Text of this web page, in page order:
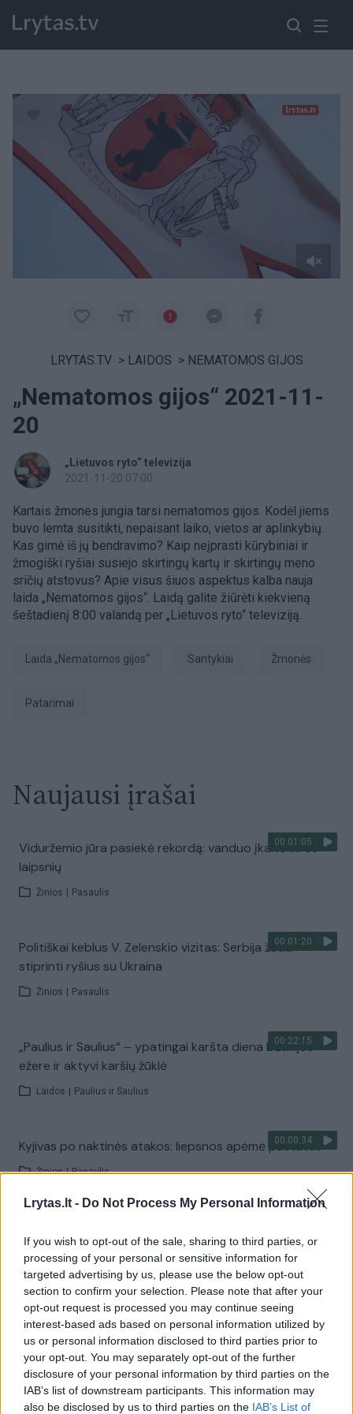
Lrytas.lt - Do Not Process My Personal Information
If you wish to opt-out of the sale, sharing to third parties, or
processing of your personal or sensitive information for
targeted advertising by us, please use the below opt-out
section to confirm your selection. Please note that after your
opt-out request is processed you may continue seeing
interest-based ads based on personal information utilized by
us or personal information disclosed to third parties prior to
your opt-out. You may separately opt-out of the further
disclosure of your personal information by third parties on the
IAB’s list of downstream participants. This information may
also be disclosed by us to third parties on the IAB’s List of
Paremkite Ukrainą
LRYTAS.TV > LAIDOS > NEMATOMOS GIJOS
„Nematomos gijos“ 2021-11-
20
„Lietuvos ryto“ televizija
2021-11-20 07:00
Kartais žmones jungia tarsi nematomos gijos. Kodėl jiems
buvo lemta susitikti, nepaisant laiko, vietos ar aplinkybių.
Kas gimė iš jų bendravimo? Kaip neįprasti kūrybiniai ir
žmogiški ryšiai susiejo skirtingų kartų ir skirtingų meno
sričių atstovus? Apie visus šiuos aspektus kalba nauja
laida „Nematomos gijos“. Laidą galite žiūrėti kiekvieną
šeštadienį 8:00 valandą per „Lietuvos ryto“ televiziją.
Laida „Nematomos gijos“ Santykiai Žmonės
Patarimai
Naujausi įrašai
00:01:05
Viduržemio jūra pasiekė rekordą: vanduo įkaito iki 33
laipsnių
Žinios Pasaulis
00:01:20
Politiškai keblus V. Zelenskio vizitas: Serbija žada
stiprinti ryšius su Ukraina
Žinios Pasaulis
00:22:15
„Paulius ir Saulius“ – ypatingai karšta diena Dzūkijos
ežere ir aktyvi karšių žūklė
Laidos Paulius ir Saulius
00:00:34
Kyjivas po naktinės atakos: liepsnos apėmė pastatus
Žinios | Pasaulis
Žiūrimiausi įrašai
00:00:30
Vaizdai iš tragiškos avarijos Vilniaus r.: dviejų moterų ir
vaiko gyvybių išgelbėti nepavyko
Žinios | Lietuvos diena